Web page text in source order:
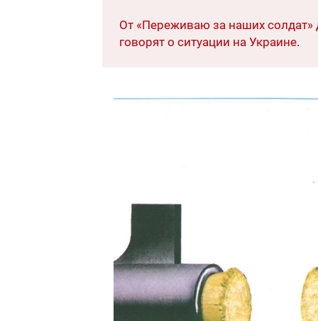
От «Переживаю за наших солдат»
говорят о ситуации на Украине.